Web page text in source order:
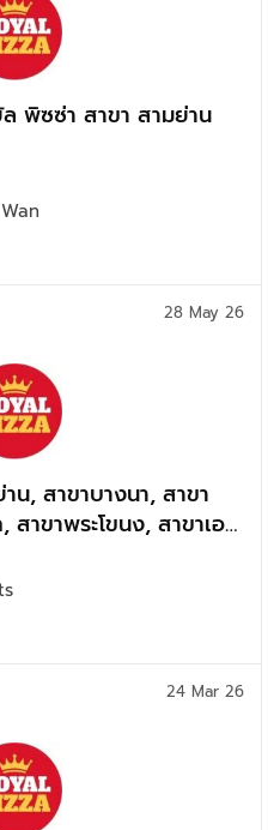
ล พิซซ่า สาขา สามย่าน
น, สาขาบางนา, สาขา
าขาพระโขนง, สาขาเอ
าขาพระราม9 Bravo
28 May 26
24 Mar 26